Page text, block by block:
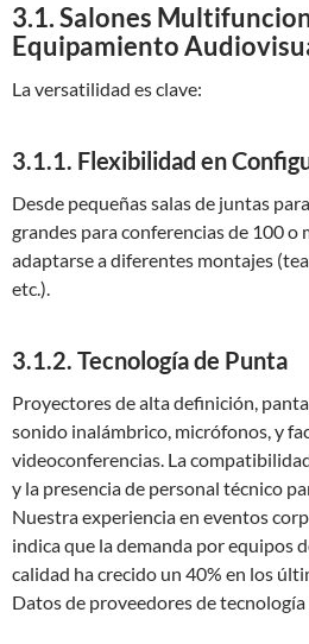
3.1. Salones
Equipamiento
La versatilidad es clave:
3.1.1. Flexibilidad en
Desde pequeñas salas de juntas
grandes para conferencias de 100 o
adaptarse a diferentes montajes
etc.).
3.1.2. Tecnología de Punta
Proyectores de alta definición,
sonido inalámbrico, micrófonos, y
videoconferencias. La
y la presencia de personal técnico
Nuestra experiencia en eventos
indica que la demanda por equipos
calidad ha crecido un 40% en los
Datos de proveedores de